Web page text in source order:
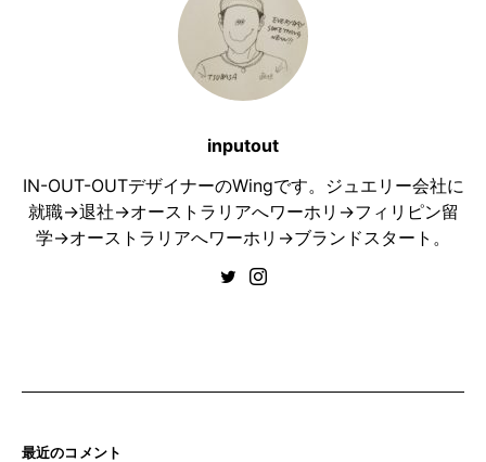
inputout
IN-OUT-OUTデザイナーのWingです。ジュエリー会社に
就職→退社→オーストラリアへワーホリ→フィリピン留
学→オーストラリアへワーホリ→ブランドスタート。
最近のコメント